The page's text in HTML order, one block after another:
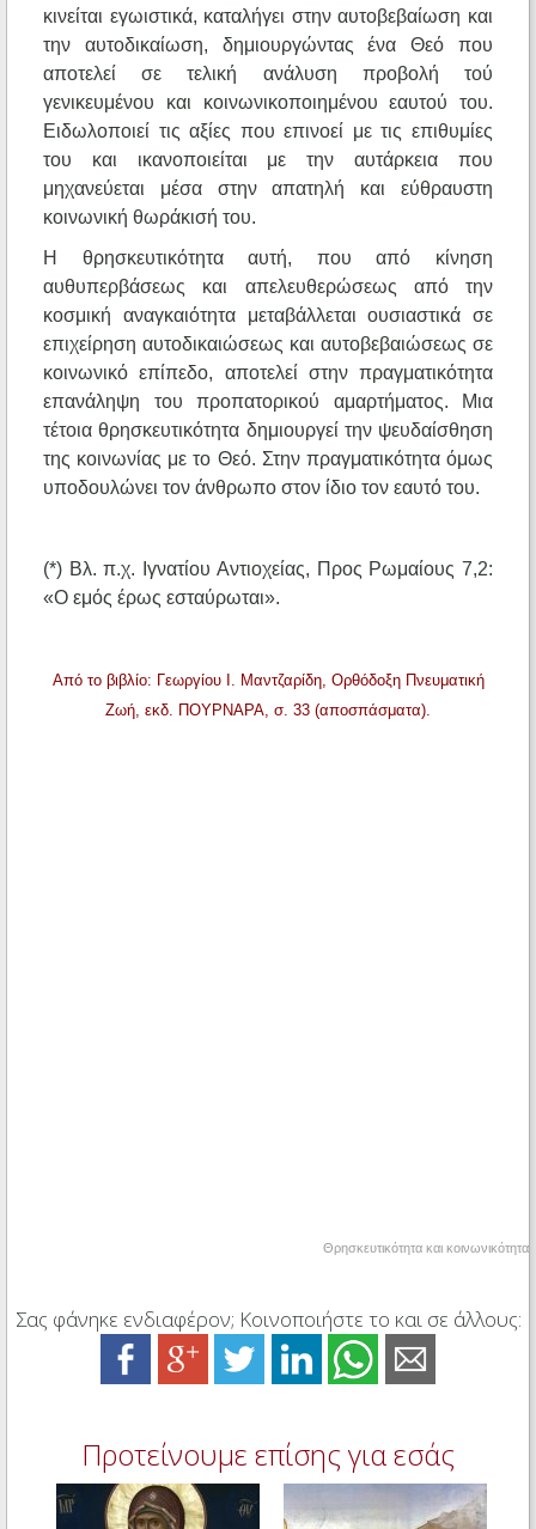
κινείται εγωιστικά, καταλήγει στην αυτοβεβαίωση και
την αυτοδικαίωση, δημιουργώντας ένα Θεό που
αποτελεί σε τελική ανάλυση προβολή τού
γενικευμένου και κοινωνικοποιημένου εαυτού του.
Ειδωλοποιεί τις αξίες που επινοεί με τις επιθυμίες
του και ικανοποιείται με την αυτάρκεια που
μηχανεύεται μέσα στην απατηλή και εύθραυστη
κοινωνική θωράκισή του.
Η θρησκευτικότητα αυτή, που από κίνηση
αυθυπερβάσεως και απελευθερώσεως από την
κοσμική αναγκαιότητα μεταβάλλεται ουσιαστικά σε
επιχείρηση αυτοδικαιώσεως και αυτοβεβαιώσεως σε
κοινωνικό επίπεδο, αποτελεί στην πραγματικότητα
επανάληψη του προπατορικού αμαρτήματος. Μια
τέτοια θρησκευτικότητα δημιουργεί την ψευδαίσθηση
της κοινωνίας με το Θεό. Στην πραγματικότητα όμως
υποδουλώνει τον άνθρωπο στον ίδιο τον εαυτό του.
(*) Βλ. π.χ. Ιγνατίου Αντιοχείας, Προς Ρωμαίους 7,2:
«Ο εμός έρως εσταύρωται».
Από το βιβλίο: Γεωργίου Ι. Μαντζαρίδη, Ορθόδοξη Πνευματική
Ζωή, εκδ. ΠΟΥΡΝΑΡΑ, σ. 33 (αποσπάσματα).
Θρησκευτικότητα και κοινωνικότητα
Σας φάνηκε ενδιαφέρον; Κοινοποιήστε το και σε άλλους:
Προτείνουμε επίσης για εσάς